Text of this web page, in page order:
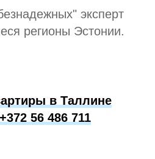
эксперт
регионы Эстонии.
в Таллине
56 486 711